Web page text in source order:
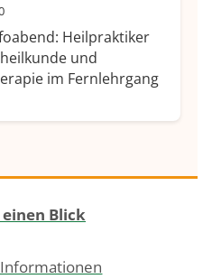
Heilpraktiker
und
im Fernlehrgang
Blick